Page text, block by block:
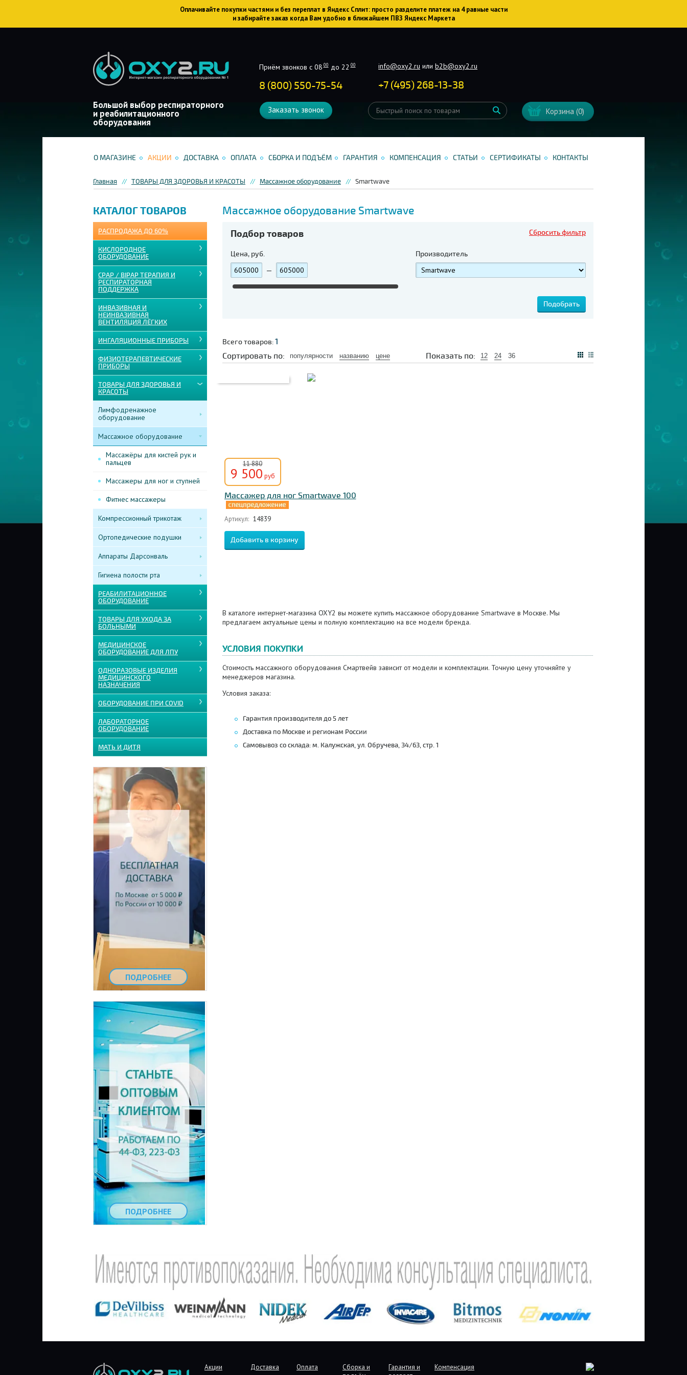
Оплачивайте покупки частями и без переплат в Яндекс Сплит: просто разделите платеж на 4 равные части
и забирайте заказ когда Вам удобно в ближайшем ПВЗ Яндекс Маркета
Большой выбор респираторного
и реабилитационного
оборудования
Приём звонков с 08 00до 22 00
8 (800) 550-75-54
info@oxy2.ru илиb2b@oxy2.ru
+7 (495) 268-13-38
Заказать звонок Корзина(0)
О МАГАЗИНЕ АКЦИИ ДОСТАВКА ОПЛАТА СБОРКА И ПОДЪЁМ ГАРАНТИЯ КОМПЕНСАЦИЯ СТАТЬИ СЕРТИФИКАТЫ КОНТАКТЫ
Главная ТОВАРЫ ДЛЯ ЗДОРОВЬЯ И КРАСОТЫ Массажное оборудование Smartwave
КАТАЛОГ ТОВАРОВ
РАСПРОДАЖА ДО 60%
КИСЛОРОДНОЕ
ОБОРУДОВАНИЕ
CPAP / BIPAP ТЕРАПИЯ И
РЕСПИРАТОРНАЯ
ПОДДЕРЖКА
ИНВАЗИВНАЯ И
НЕИНВАЗИВНАЯ
ВЕНТИЛЯЦИЯ ЛЁГКИХ
ИНГАЛЯЦИОННЫЕ ПРИБОРЫ
ФИЗИОТЕРАПЕВТИЧЕСКИЕ
ПРИБОРЫ
ТОВАРЫ ДЛЯ ЗДОРОВЬЯ И
КРАСОТЫ
Лимфодренажное
оборудование
Массажное оборудование
Массажёры для кистей рук и
пальцев
Массажеры для ног и ступней
Фитнес массажеры
Компрессионный трикотаж
Ортопедические подушки
Аппараты Дарсонваль
Гигиена полости рта
РЕАБИЛИТАЦИОННОЕ
ОБОРУДОВАНИЕ
ТОВАРЫ ДЛЯ УХОДА ЗА
БОЛЬНЫМИ
МЕДИЦИНСКОЕ
ОБОРУДОВАНИЕ ДЛЯ ЛПУ
ОДНОРАЗОВЫЕ ИЗДЕЛИЯ
МЕДИЦИНСКОГО
НАЗНАЧЕНИЯ
ОБОРУДОВАНИЕ ПРИ COVID
ЛАБОРАТОРНОЕ
ОБОРУДОВАНИЕ
МАТЬ И ДИТЯ
ПОДРОБНЕЕ
ПОДРОБНЕЕ
Массажное оборудование Smartwave
Подбор товаров Сбросить фильтр
Цена, руб.
—
Производитель
Всего товаров:1
Сортировать по:
популярности названию цене Показать по: 12 24 36
11 880
9 500 руб
Массажер для ног Smartwave 100
Артикул: 14839
В каталоге интернет-магазина OXY2 вы можете купить массажное оборудование Smartwave в Москве. Мы
предлагаем актуальные цены и полную комплектацию на все модели бренда.
УСЛОВИЯ ПОКУПКИ
Стоимость массажного оборудования Смартвейв зависит от модели и комплектации. Точную цену уточняйте у
менеджеров магазина.
Условия заказа:
Гарантия производителя до 5 лет
Доставка по Москве и регионам России
Самовывоз со склада: м. Калужская, ул. Обручева, 34/63, стр. 1
Акции Доставка Оплата
Сборка и
Гарантия и
Компенсация